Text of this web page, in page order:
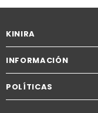
KINIRA
INFORMACIÓN
POLÍTICAS